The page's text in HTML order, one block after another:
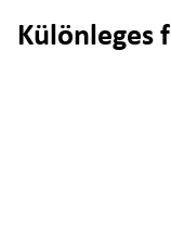
Különleges